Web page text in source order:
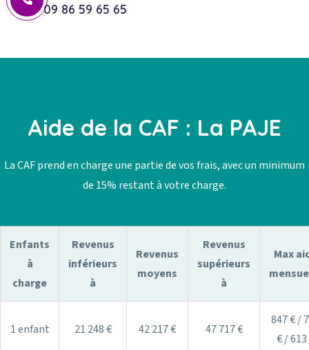
09 86 59 65 65
Aide de la CAF : La PAJE
La CAF prend en charge une partie de vos frais, avec un minimum
de 15% restant à votre charge.
Enfants
à
charge
Revenus
inférieurs
à
Revenus
moyens
Revenus
supérieurs
à
Max
1 enfant 21 248 € 42 217 € 47 717 €
847 € /
€ / 613